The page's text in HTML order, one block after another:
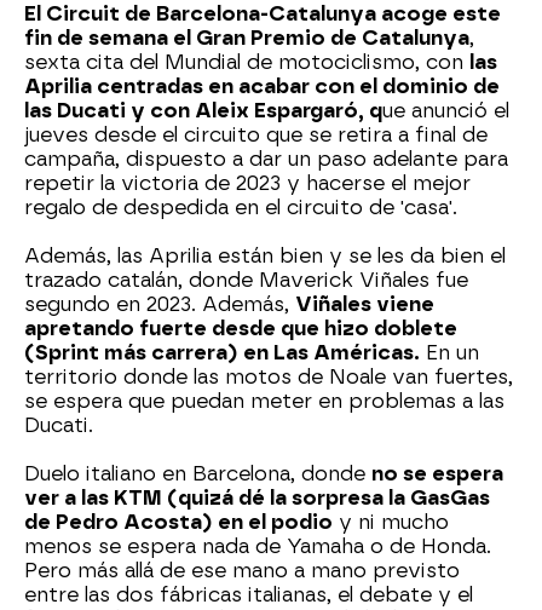
El Circuit de Barcelona-Catalunya acoge este
fin de semana el Gran Premio de Catalunya,
sexta cita del Mundial de motociclismo, con las
Aprilia centradas en acabar con el dominio de
las Ducati y con Aleix Espargaró, que anunció el
jueves desde el circuito que se retira a final de
campaña, dispuesto a dar un paso adelante para
repetir la victoria de 2023 y hacerse el mejor
regalo de despedida en el circuito de 'casa'.
Además, las Aprilia están bien y se les da bien el
trazado catalán, donde Maverick Viñales fue
segundo en 2023. Además, Viñales viene
apretando fuerte desde que hizo doblete
(Sprint más carrera) en Las Américas. En un
territorio donde las motos de Noale van fuertes,
se espera que puedan meter en problemas a las
Ducati.
Duelo italiano en Barcelona, donde no se espera
ver a las KTM (quizá dé la sorpresa la GasGas
de Pedro Acosta) en el podio y ni mucho
menos se espera nada de Yamaha o de Honda.
Pero más allá de ese mano a mano previsto
entre las dos fábricas italianas, el debate y el